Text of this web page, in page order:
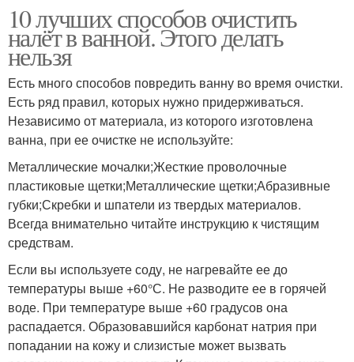
10 лучших способов очистить
налёт в ванной. Этого делать
нельзя
Есть много способов повредить ванну во время очистки.
Есть ряд правил, которых нужно придерживаться.
Независимо от материала, из которого изготовлена
ванна, при ее очистке не используйте:
Металлические мочалки;Жесткие проволочные
пластиковые щетки;Металлические щетки;Абразивные
губки;Скребки и шпатели из твердых материалов.
Всегда внимательно читайте инструкцию к чистящим
средствам.
Если вы используете соду, не нагревайте ее до
температуры выше +60°С. Не разводите ее в горячей
воде. При температуре выше +60 градусов она
распадается. Образовавшийся карбонат натрия при
попадании на кожу и слизистые может вызвать